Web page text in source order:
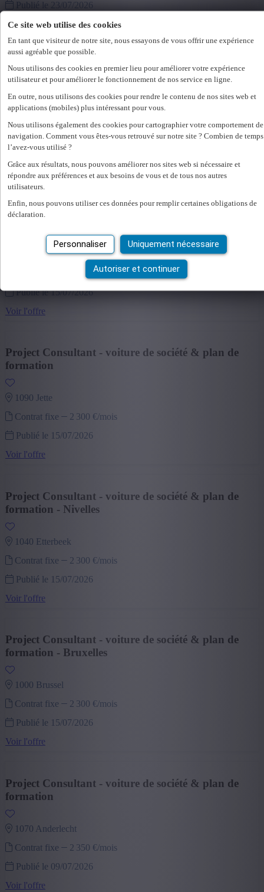
Ce site web utilise des cookies
En tant que visiteur de notre site, nous essayons de vous offrir une expérience
aussi agréable que possible.
Nous utilisons des cookies en premier lieu pour améliorer votre expérience
utilisateur et pour améliorer le fonctionnement de nos service en ligne.
En outre, nous utilisons des cookies pour rendre le contenu de nos sites web et
applications (mobiles) plus intéressant pour vous.
Nous utilisons également des cookies pour cartographier votre comportement de
navigation. Comment vous êtes-vous retrouvé sur notre site ? Combien de temps
l’avez-vous utilisé ?
Grâce aux résultats, nous pouvons améliorer nos sites web si nécessaire et
répondre aux préférences et aux besoins de vous et de tous nos autres
utilisateurs.
Enfin, nous pouvons utiliser ces données pour remplir certaines obligations de
déclaration.
Personnaliser Uniquement nécessaire
Autoriser et continuer
Secteur
Autres
(13)
Services(1)
Formation
Baccalauréat(14)
Maïtrise(14)
Type de contrat
+ Montrer plus - Montrer moins
Publié le 23/07/2026
Voir l'offre
Project Consultant - voiture de société & plan de
formation
1745 opwijk
Contrat fixe 2 300 €/mois
Publié le 20/07/2026
Voir l'offre
Project Consultant - voiture de société & plan de
1831 diegem
2 300 €/mois
Publié le 15/07/2026
Voir l'offre
Project Consultant - voiture de société & plan de
formation
1090 jette
Contrat fixe
2 300 €/mois
Publié le 15/07/2026
Voir l'offre
Project Consultant - voiture de société & plan de
formation - Nivelles
1040 etterbeek
Contrat fixe
2 300 €/mois
Publié le 15/07/2026
Voir l'offre
Project Consultant - voiture de société & plan de
formation - Bruxelles
1000 brussel
Contrat fixe
2 300 €/mois
Publié le 15/07/2026
Voir l'offre
Project Consultant - voiture de société & plan de
formation
1070 anderlecht
Contrat fixe
2 350 €/mois
Publié le 09/07/2026
Voir l'offre